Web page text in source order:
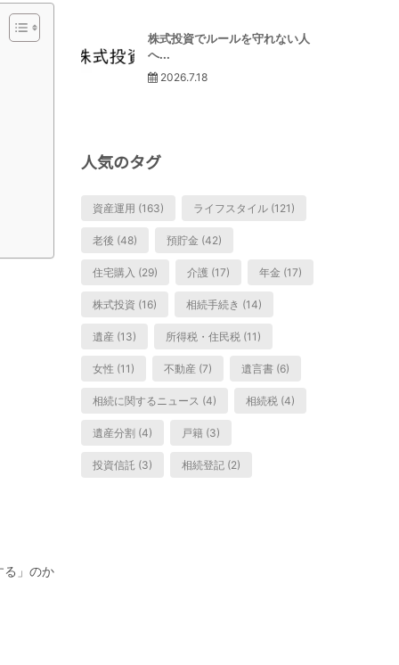
る」のか
株式投資でルールを守れない人
へ...
2026.7.18
人気のタグ
資産運用 (163) ライフスタイル (121)
老後 (48) 預貯金 (42)
住宅購入 (29) 介護 (17) 年金 (17)
株式投資 (16) 相続手続き (14)
遺産 (13) 所得税・住民税 (11)
女性 (11) 不動産 (7) 遺言書 (6)
相続に関するニュース (4) 相続税 (4)
遺産分割 (4) 戸籍 (3)
投資信託 (3) 相続登記 (2)